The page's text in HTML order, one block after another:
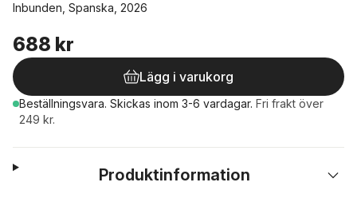
Inbunden, Spanska, 2026
688 kr
Lägg i varukorg
Beställningsvara. Skickas inom 3-6 vardagar. Fri frakt över
249 kr.
Produktinformation